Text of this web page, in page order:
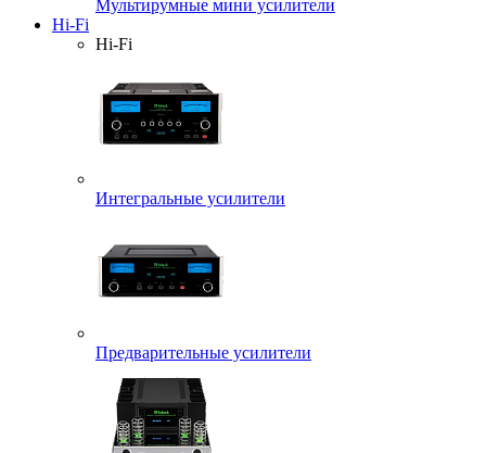
Мультирумные мини усилители
Hi-Fi
Hi-Fi
Интегральные усилители
Предварительные усилители